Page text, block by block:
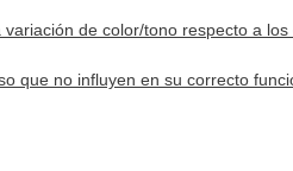
de color/tono respecto a los
que no influyen en su correcto